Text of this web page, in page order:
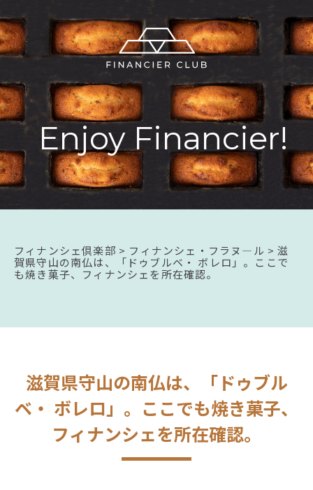
Enjoy Financier!
フィナンシェ倶楽部 > フィナンシェ・フラヌ―ル >滋
賀県守山の南仏は、「ドゥブルベ・ ボレロ」。ここで
も焼き菓子、フィナンシェを所在確認。
滋賀県守山の南仏は、「ドゥブル
ベ・ ボレロ」。ここでも焼き菓子、
フィナンシェを所在確認。